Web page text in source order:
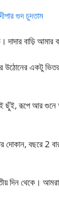
গুদ চুদতাম
দাদার বাড়ি
উঠোনের একটু
রূপে আর গুনে
দোকান, বছরে 2
দিন থেকে।